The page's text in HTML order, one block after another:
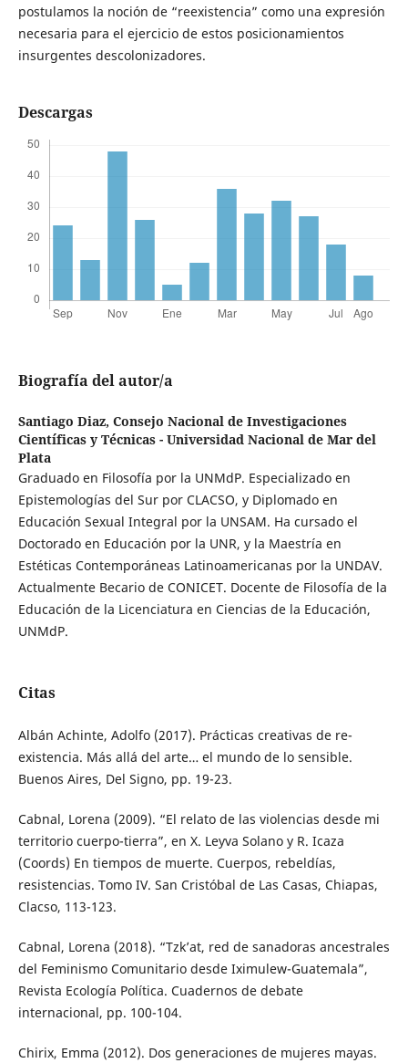
postulamos la noción de “reexistencia” como una expresión
necesaria para el ejercicio de estos posicionamientos
insurgentes descolonizadores.
Descargas
Biografía del autor/a
Santiago Diaz, Consejo Nacional de Investigaciones
Científicas y Técnicas - Universidad Nacional de Mar del
Plata
Graduado en Filosofía por la UNMdP. Especializado en
Epistemologías del Sur por CLACSO, y Diplomado en
Educación Sexual Integral por la UNSAM. Ha cursado el
Doctorado en Educación por la UNR, y la Maestría en
Estéticas Contemporáneas Latinoamericanas por la UNDAV.
Actualmente Becario de CONICET. Docente de Filosofía de la
Educación de la Licenciatura en Ciencias de la Educación,
UNMdP.
Citas
Albán Achinte, Adolfo (2017). Prácticas creativas de re-
existencia. Más allá del arte… el mundo de lo sensible.
Buenos Aires, Del Signo, pp. 19-23.
Cabnal, Lorena (2009). “El relato de las violencias desde mi
territorio cuerpo-tierra”, en X. Leyva Solano y R. Icaza
(Coords) En tiempos de muerte. Cuerpos, rebeldías,
resistencias. Tomo IV. San Cristóbal de Las Casas, Chiapas,
Clacso, 113-123.
Cabnal, Lorena (2018). “Tzk’at, red de sanadoras ancestrales
del Feminismo Comunitario desde Iximulew-Guatemala”,
Revista Ecología Política. Cuadernos de debate
internacional, pp. 100-104.
Chirix, Emma (2012). Dos generaciones de mujeres mayas.